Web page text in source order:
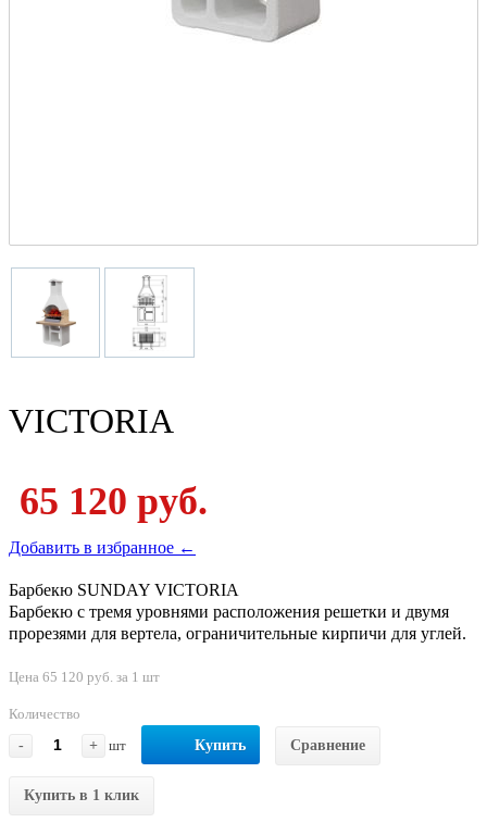
VICTORIA
65 120 руб.
Добавить в избранное ←
Барбекю SUNDAY VICTORIA
Барбекю с тремя уровнями расположения решетки и двумя
прорезями для вертела, ограничительные кирпичи для углей.
Цена 65 120 руб. за 1 шт
Количество
-
+ шт Купить Сравнение
Купить в 1 клик